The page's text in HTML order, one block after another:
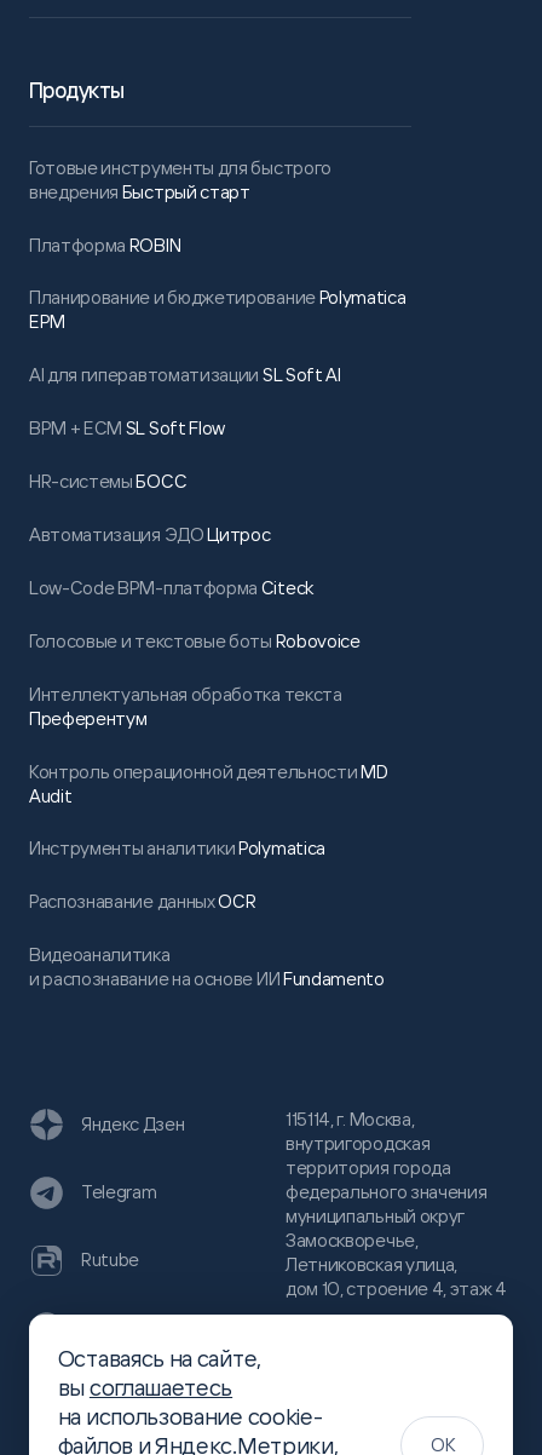
Продукты
Готовые инструменты для быстрого
внедрения Быстрый старт
Платформа ROBIN
Планирование и бюджетированиеPolymatica
EPM
AI для гиперавтоматизации SL Soft AI
BPM + ECM SL Soft Flow
HR-системыБОСС
Автоматизация ЭДОЦитрос
Low-Code BPM-платформа Citeck
Голосовые и текстовые боты Robovoice
Интеллектуальная обработка текста
Преферентум
Контроль операционной деятельностиMD
Audit
Инструменты аналитикиPolymatica
Распознавание данныхOCR
Видеоаналитика
и распознавание на основе ИИFundamento
115114, г. Москва,
внутригородская
территория города
федерального значения
муниципальный округ
Замоскворечье,
Летниковская улица,
дом 10, строение 4, этаж 4
(499)
444-16-51
Яндекс Дзен
Telegram
Rutube
Хабр
Оставаясь на сайте,
высоглашаетесь
на использование cookie-
файлов и Яндекс.Метрики,
OK